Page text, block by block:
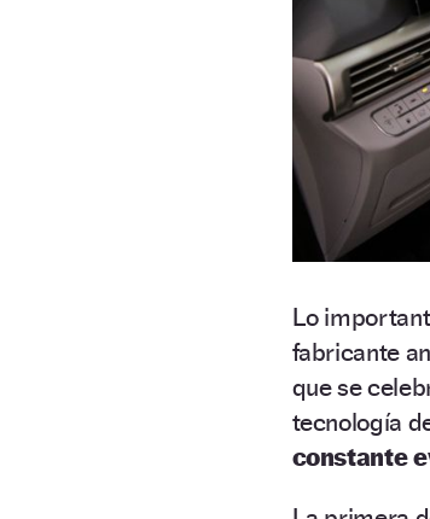
Lo
fabricante
que se
tecnología
constante